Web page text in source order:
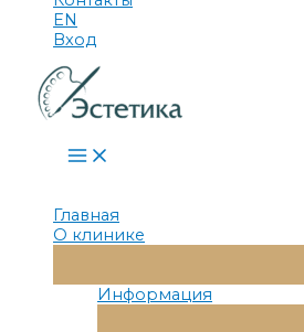
EN
Вход
Main
Menu
Главная
О клинике
Меню
Информация